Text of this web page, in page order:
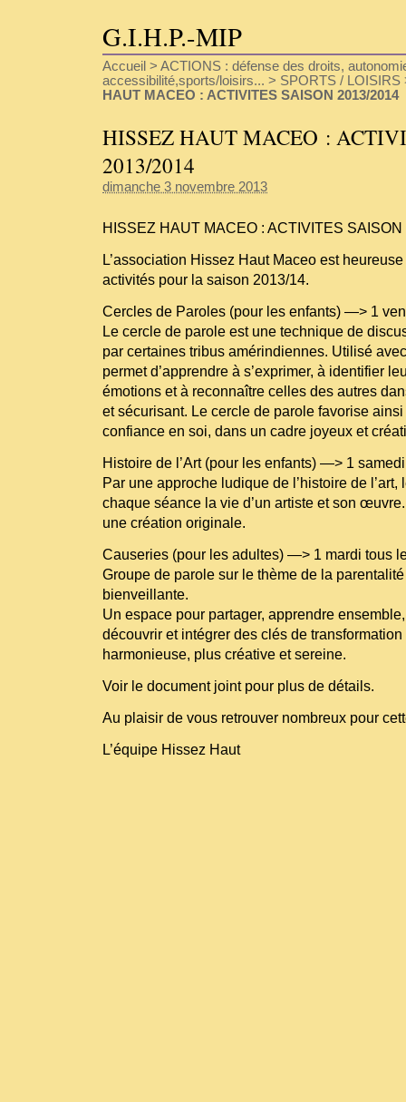
G.I.H.P.-MIP
Accueil > ACTIONS : défense des droits,
accessibilité,sports/loisirs... > SPORTS / LOISIRS
HAUT MACEO : ACTIVITES SAISON 2013/2014
HISSEZ HAUT MACEO :
2013/2014
dimanche 3 novembre 2013
HISSEZ HAUT MACEO : ACTIVITES
L’association Hissez Haut Maceo est
activités pour la saison 2013/14.
Cercles de Paroles (pour les enfants) —> 1
Le cercle de parole est une technique de
par certaines tribus amérindiennes. Utilisé
permet d’apprendre à s’exprimer, à identifier
émotions et à reconnaître celles des autres
et sécurisant. Le cercle de parole favorise
confiance en soi, dans un cadre joyeux et
Histoire de l’Art (pour les enfants) —> 1
Par une approche ludique de l’histoire de
chaque séance la vie d’un artiste et son
une création originale.
Causeries (pour les adultes) —> 1 mardi tous
Groupe de parole sur le thème de la
bienveillante.
Un espace pour partager, apprendre
découvrir et intégrer des clés de
harmonieuse, plus créative et sereine.
Voir le document joint pour plus de détails.
Au plaisir de vous retrouver nombreux pour
L’équipe Hissez Haut